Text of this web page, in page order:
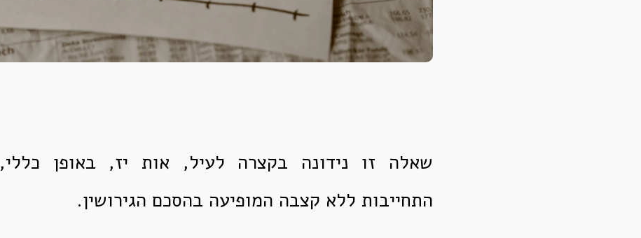
שאלה זו נידונה בקצרה לעיל, אות יז, באופן
התחייבות ללא קצבה המופיעה בהסכם הגירושין.